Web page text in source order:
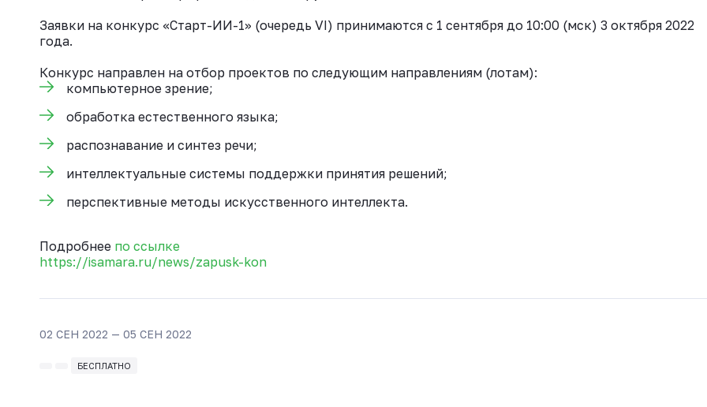
Заявки на конкурс «Старт-ИИ-1» (очередь VI) принимаются с 1 сентября до 10:00 (мск) 3 октября 2022
года.
Конкурс направлен на отбор проектов по следующим направлениям (лотам):
компьютерное зрение;
обработка естественного языка;
распознавание и синтез речи;
интеллектуальные системы поддержки принятия решений;
перспективные методы искусственного интеллекта.
Подробнее по ссылке
https://isamara.ru/news/zapusk-kon
02 СЕН 2022 — 05 СЕН 2022
БЕСПЛАТНО